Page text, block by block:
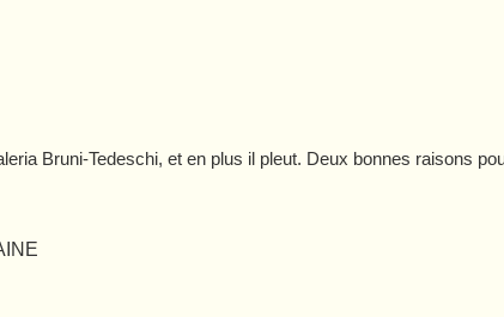
Bruni-Tedeschi, et en plus il pleut. Deux bonnes raisons